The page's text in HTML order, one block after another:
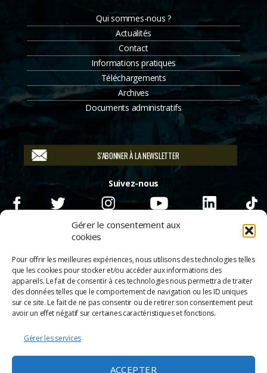
Gérer le consentement aux
cookies
Pour offrir les meilleures expériences, nous utilisons des technologies telles
que les cookies pour stocker et/ou accéder aux informations des
appareils. Le fait de consentir à ces technologies nous permettra de traiter
des données telles que le comportement de navigation ou les ID uniques
sur ce site. Le fait de ne pas consentir ou de retirer son consentement peut
avoir un effet négatif sur certaines caractéristiques et fonctions.
Gérer les services
ACCEPTER
Qui sommes-nous ?
Actualités
Contact
Informations pratiques
Téléchargements
Archives
Documents administratifs
S'ABONNER À LA NEWSLETTER
Suivez-nous
© 2026Scènes & Cinés